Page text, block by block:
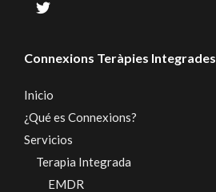
Connexions Teràpies Integrades
Inicio
¿Qué es Connexions?
Servicios
Terapia Integrada
EMDR